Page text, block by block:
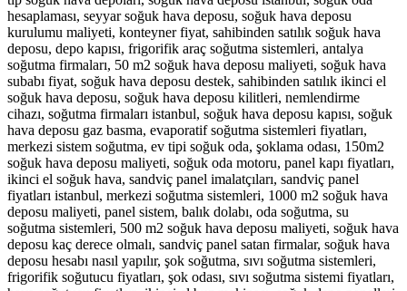
hesaplaması, seyyar soğuk hava deposu, soğuk hava deposu
kurulumu maliyeti, konteyner fiyat, sahibinden satılık soğuk hava
deposu, depo kapısı, frigorifik araç soğutma sistemleri, antalya
soğutma firmaları, 50 m2 soğuk hava deposu maliyeti, soğuk hava
subabı fiyat, soğuk hava deposu destek, sahibinden satılık ikinci el
soğuk hava deposu, soğuk hava deposu kilitleri, nemlendirme
cihazı, soğutma firmaları istanbul, soğuk hava deposu kapısı, soğuk
hava deposu gaz basma, evaporatif soğutma sistemleri fiyatları,
merkezi sistem soğutma, ev tipi soğuk oda, şoklama odası, 150m2
soğuk hava deposu maliyeti, soğuk oda motoru, panel kapı fiyatları,
ikinci el soğuk hava, sandviç panel imalatçıları, sandviç panel
fiyatları istanbul, merkezi soğutma sistemleri, 1000 m2 soğuk hava
deposu maliyeti, panel sistem, balık dolabı, oda soğutma, su
soğutma sistemleri, 500 m2 soğuk hava deposu maliyeti, soğuk hava
deposu kaç derece olmalı, sandviç panel satan firmalar, soğuk hava
deposu hesabı nasıl yapılır, şok soğutma, sıvı soğutma sistemleri,
frigorifik soğutucu fiyatları, şok odası, sıvı soğutma sistemi fiyatları,